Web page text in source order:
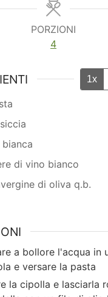
PORZIONI
4
1x
di vino bianco
di oliva q.b.
a bollore l'acqua in
e versare la pasta
la cipolla e lasciarla